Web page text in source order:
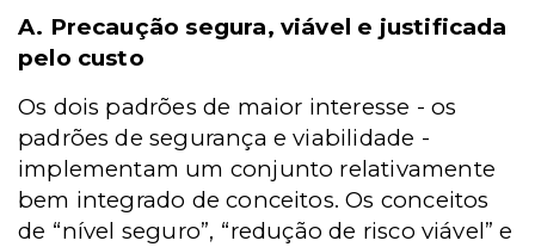
A. Precaução segura, viável e justificada
pelo custo
Os dois padrões de maior interesse - os
padrões de segurança e viabilidade -
implementam um conjunto relativamente
bem integrado de conceitos. Os conceitos
de “nível seguro”, “redução de risco viável” e